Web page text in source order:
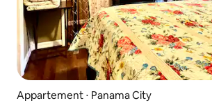
Appartement ⋅ Panama City